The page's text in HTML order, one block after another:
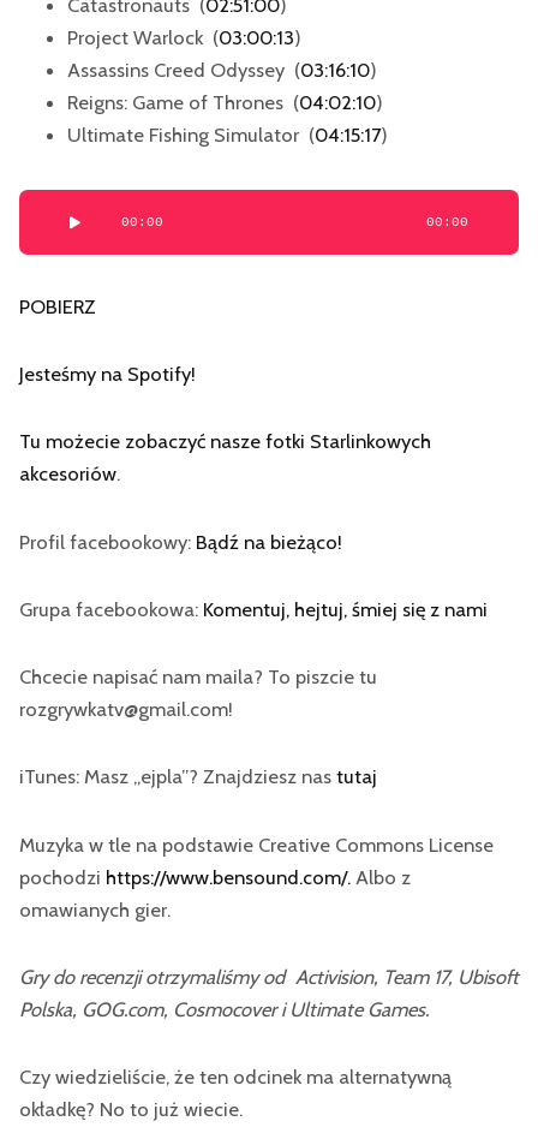
Catastronauts (02:51:00)
Project Warlock (03:00:13)
Assassins Creed Odyssey (03:16:10)
Reigns: Game of Thrones (04:02:10)
Ultimate Fishing Simulator (04:15:17)
Odtwarzacz
plików
00:00 00:00
POBIERZ
Jesteśmy na Spotify!
Tu możecie zobaczyć nasze fotki Starlinkowych
akcesoriów.
Profil facebookowy: Bądź na bieżąco!
Grupa facebookowa: Komentuj, hejtuj, śmiej się z nami
Chcecie napisać nam maila? To piszcie tu
rozgrywkatv@gmail.com!
iTunes: Masz „ejpla”? Znajdziesz nas tutaj
Muzyka w tle na podstawie Creative Commons License
pochodzi https://www.bensound.com/. Albo z
omawianych gier.
Gry do recenzji otrzymaliśmy od Activision, Team 17, Ubisoft
Polska, GOG.com, Cosmocover i Ultimate Games.
Czy wiedzieliście, że ten odcinek ma alternatywną
okładkę? No to już wiecie.